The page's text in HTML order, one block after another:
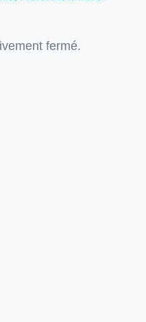
fermé.